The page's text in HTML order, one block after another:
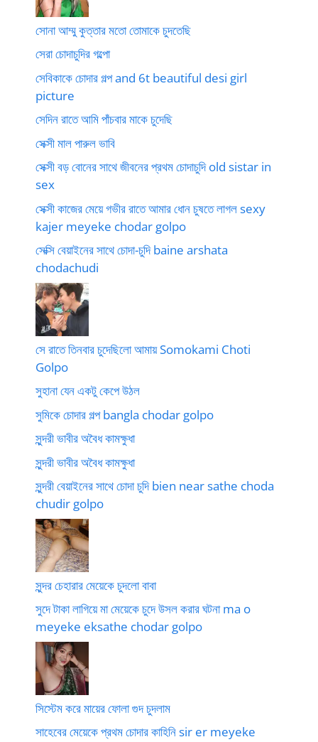
সোনা আম্মু কুত্তার মতো তোমাকে চুদতেছি
সেরা চোদাচুদির গল্পো
সেবিকাকে চোদার গল্প and 6t beautiful desi girl
picture
সেদিন রাতে আমি পাঁচবার মাকে চুদেছি
সেক্সী মাল পারুল ভাবি
সেক্সী বড় বোনের সাথে জীবনের প্রথম চোদাচুদি old sistar in
sex
সেক্সী কাজের মেয়ে গভীর রাতে আমার ধোন চুষতে লাগল sexy
kajer meyeke chodar golpo
সেক্সি বেয়াইনের সাথে চোদা-চুদি baine arshata
chodachudi
সে রাতে তিনবার চুদেছিলো আমায় Somokami Choti
Golpo
সুহানা যেন একটু কেপে উঠল
সুমিকে চোদার গল্প bangla chodar golpo
সুন্দরী ভাবীর অবৈধ কামক্ষুধা
সুন্দরী ভাবীর অবৈধ কামক্ষুধা
সুন্দরী বেয়াইনের সাথে চোদা চুদি bien near sathe choda
chudir golpo
সুন্দর চেহারার মেয়েকে চুদলো বাবা
সুদে টাকা লাগিয়ে মা মেয়েকে চুদে উসল করার ঘটনা ma o
meyeke eksathe chodar golpo
সিস্টেম করে মায়ের ফোলা গুদ চুদলাম
সাহেবের মেয়েকে প্রথম চোদার কাহিনি sir er meyeke